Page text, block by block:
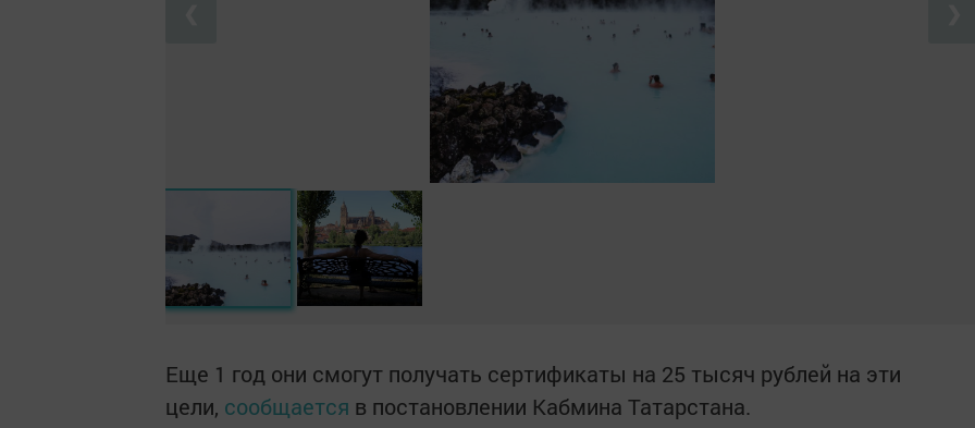
Еще 1 год они смогут получать сертификаты на 25 тысяч рублей на эти
цели, сообщается в постановлении Кабмина Татарстана.